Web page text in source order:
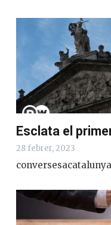
Esclata el
28 febrer, 2023
conversesacatalunya